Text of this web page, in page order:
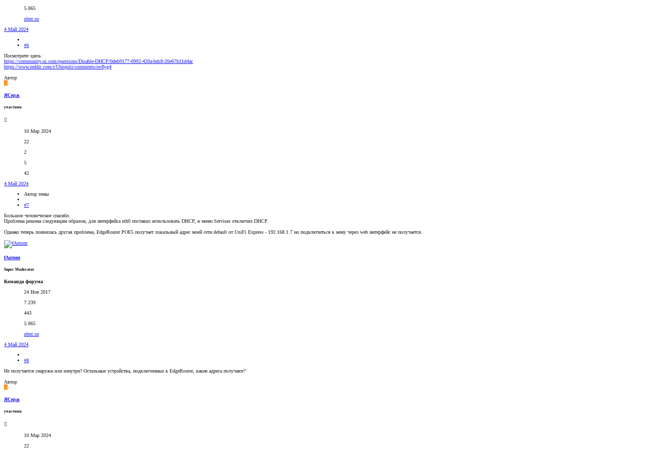
5.065
ubnt.su
4 Май 2024
#6
Посмотрите здесь:
https://community.ui.com/questions/Disable-DHCP/0deb9177-0992-420a-bdc8-20e67b11d4ac
https://www.reddit.com/r/Ubiquiti/comments/ov8yg4
Автор
Я
ЯСерж
участник
10 Мар 2024
22
2
5
42
4 Май 2024
Автор темы
#7
Большое человеческое спасибо.
Проблема решена следующим образом, для интерфейса eth0 поставил использовать DHCP, в меню Servises отключил DHCP.
Однако теперь появилась другая проблема, EdgeRouter POE5 получает локальный адрес моей сети default от UniFi Express - 192.168.1.7 но подключиться к нему через web интерфейс не получается.
fAntom
Super Moderator
Команда форума
24 Ноя 2017
7.239
443
5.065
ubnt.su
4 Май 2024
#8
Не получается снаружи или изнутри? Остальные устройства, подключенные к EdgeRouter, какие адреса получают?
Автор
Я
ЯСерж
участник
10 Мар 2024
22